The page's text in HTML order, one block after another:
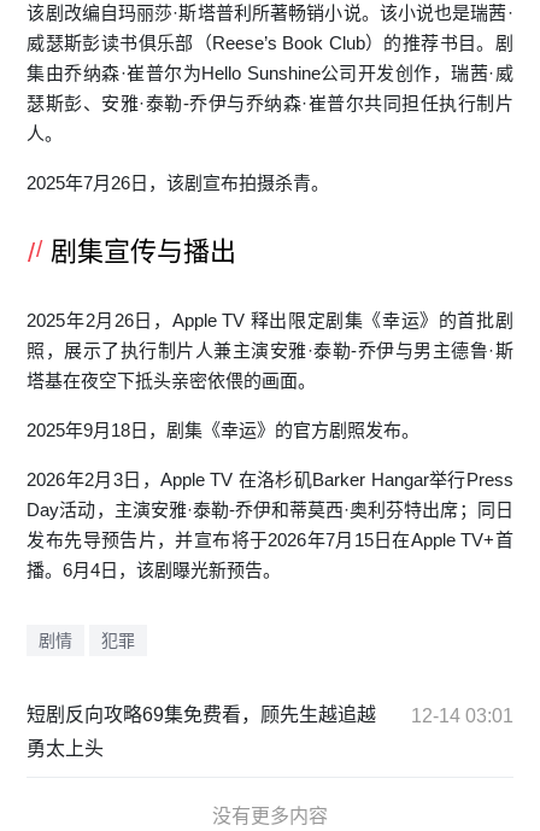
该剧改编自玛丽莎·斯塔普利所著畅销小说。该小说也是瑞茜·
威瑟斯彭读书俱乐部（Reese’s Book Club）的推荐书目。剧
集由乔纳森·崔普尔为Hello Sunshine公司开发创作，瑞茜·威
瑟斯彭、安雅·泰勒-乔伊与乔纳森·崔普尔共同担任执行制片
人。
2025年7月26日，该剧宣布拍摄杀青。
剧集宣传与播出
2025年2月26日，Apple TV 释出限定剧集《幸运》的首批剧
照，展示了执行制片人兼主演安雅·泰勒-乔伊与男主德鲁·斯
塔基在夜空下抵头亲密依偎的画面。
2025年9月18日，剧集《幸运》的官方剧照发布。
2026年2月3日，Apple TV 在洛杉矶Barker Hangar举行Press
Day活动，主演安雅·泰勒-乔伊和蒂莫西·奥利芬特出席；同日
发布先导预告片，并宣布将于2026年7月15日在Apple TV+首
播。6月4日，该剧曝光新预告。
剧情 犯罪
短剧反向攻略69集免费看，顾先生越追越
勇太上头
12-14 03:01
没有更多内容